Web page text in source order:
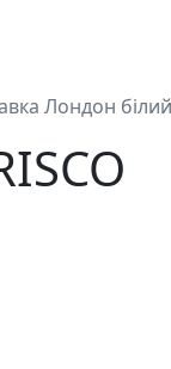
Лондон білий